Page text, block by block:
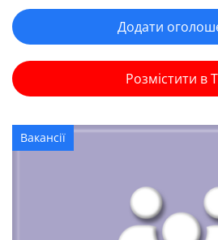
Додати
Розмістити в
Вакансії